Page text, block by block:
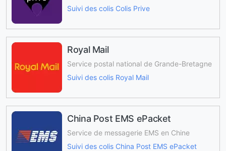
Suivi des colis Colis Prive
Royal Mail
Service postal national de Grande-Bretagne
Suivi des colis Royal Mail
China Post EMS ePacket
Service de messagerie EMS en Chine
Suivi des colis China Post EMS ePacket